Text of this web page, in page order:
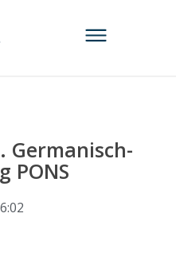
Germanisch-
PONS